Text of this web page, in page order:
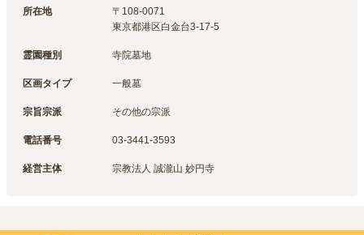
所在地 〒 108-0071
東京都港区白金台3-17-5
霊園種別 寺院墓地
区画タイプ 一般墓
宗旨宗派 その他の宗派
電話番号 03-3441-3593
経営主体 宗教法人 誠瀧山 妙円寺